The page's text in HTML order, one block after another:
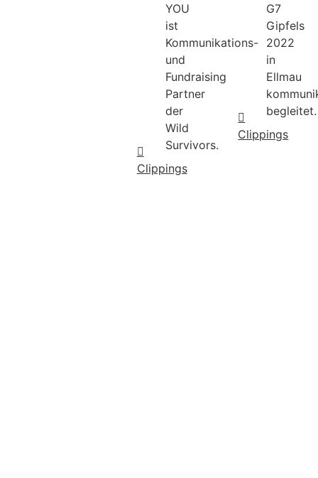
YOU
ist
Kommunikations-
und
Fundraising
Partner
der
Wild
Survivors.
Clippings
G7
Gipfels
2022
in
Ellmau
begleitet.
Clippings